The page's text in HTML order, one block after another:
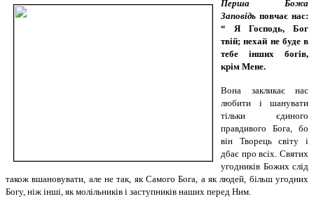
Перша Божа
Заповідь повчає нас:
“ Я Господь, Бог
твій; нехай не буде в
тебе інших богів,
крім Мене.
Вона закликає нас
любити і шанувати
тільки єдиного
правдивого Бога, бо
він Творець світу і
дбає про всіх. Святих
угодників Божих слід
також вшановувати, але не так, як Самого Бога, а як людей, більш угодних
Богу, ніж інші, як молільників і заступників наших перед Ним.